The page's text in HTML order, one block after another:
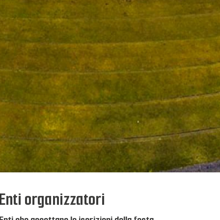
Enti organizzatori